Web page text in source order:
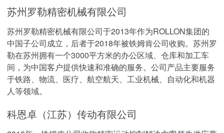
苏州罗勒精密机械有限公司
苏州罗勒精密机械有限公司于2013年作为ROLLON集团的
中国子公司成立，后者于2018年被铁姆肯公司收购。苏州罗
勒在苏州拥有一个3000平方米的办公区域、仓库和加工车
间，为中国客户提供快速和准确的服务。公司产品主要服务
于铁路、物流、医疗、航空航天、工业机械、自动化和机器
人等领域。
科恩卓（江苏）传动有限公司